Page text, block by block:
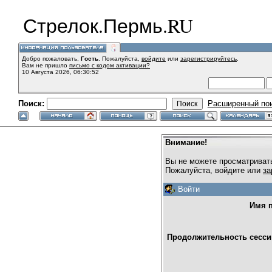
Стрелок.Пермь.RU
Добро пожаловать, Гость . Пожалуйста, войдите или зарегистрируйтесь
Вам не пришло письмо с кодом активации?
10 Августа 2026, 06:30:52
Поиск: Расширенный
Внимание!
Вы не можете
Пожалуйста, войдите или
Войти
Имя
Продолжительность